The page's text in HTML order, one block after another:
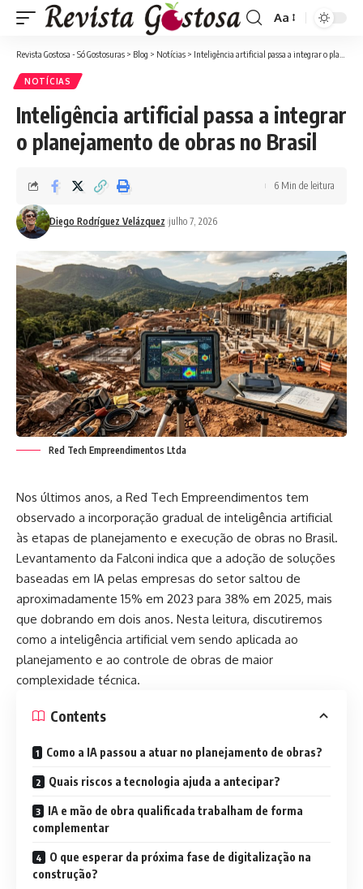
Font
Aa
Revista Gostosa - Só Gostosuras > Blog > Notícias > Inteligência artificial passa a integrar o planejamento de obras no Brasil
NOTÍCIAS
Inteligência artificial passa a integrar
o planejamento de obras no Brasil
Diego Rodríguez Velázquez julho 7, 2026
6 Min de leitura
Red Tech Empreendimentos Ltda
Nos últimos anos, a Red Tech Empreendimentos tem
observado a incorporação gradual de inteligência artificial
às etapas de planejamento e execução de obras no Brasil.
Levantamento da Falconi indica que a adoção de soluções
baseadas em IA pelas empresas do setor saltou de
aproximadamente 15% em 2023 para 38% em 2025, mais
que dobrando em dois anos. Nesta leitura, discutiremos
como a inteligência artificial vem sendo aplicada ao
planejamento e ao controle de obras de maior
complexidade técnica.
Contents
Como a IA passou a atuar no planejamento de obras?
Quais riscos a tecnologia ajuda a antecipar?
IA e mão de obra qualificada trabalham de forma
complementar
O que esperar da próxima fase de digitalização na
construção?